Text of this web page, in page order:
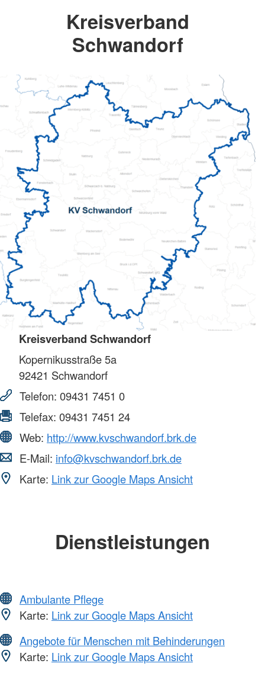
Kreisverband
Schwandorf
Kreisverband Schwandorf
Kopernikusstraße 5a
92421 Schwandorf
Telefon: 09431 7451 0
Telefax: 09431 7451 24
Web: http://www.kvschwandorf.brk.de
E-Mail: info@kvschwandorf.brk.de
Karte: Link zur Google Maps Ansicht
Dienstleistungen
Ambulante Pflege
Karte: Link zur Google Maps Ansicht
Angebote für Menschen mit Behinderungen
Karte: Link zur Google Maps Ansicht